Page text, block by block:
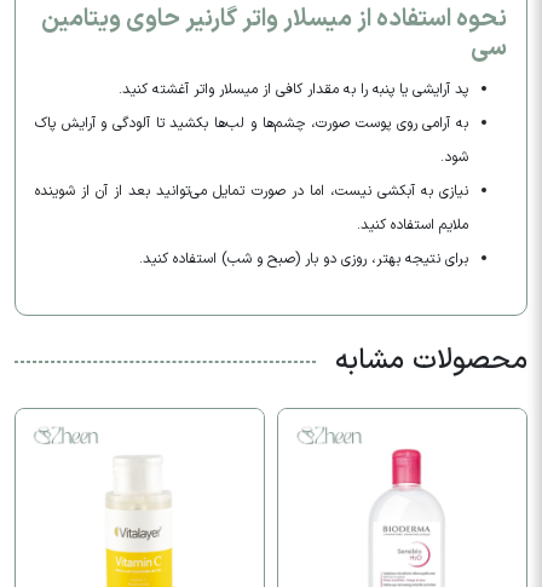
نحوه استفاده از میسلار واتر گارنیر حاوی ویتامین
سی
پد آرایشی یا پنبه را به مقدار کافی از میسلار واتر آغشته کنید.
به آرامی روی پوست صورت، چشم‌ها و لب‌ها بکشید تا آلودگی و آرایش پاک
شود.
نیازی به آبکشی نیست، اما در صورت تمایل می‌توانید بعد از آن از شوینده
ملایم استفاده کنید.
برای نتیجه بهتر، روزی دو بار (صبح و شب) استفاده کنید.
محصولات مشابه